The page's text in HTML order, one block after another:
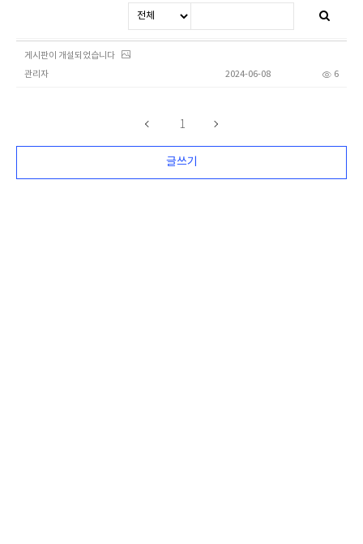
게시판이 개설되었습니다
관리자
6
2024-06-08
1
글쓰기